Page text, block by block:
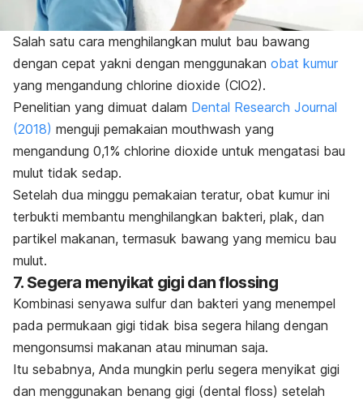
Salah satu cara menghilangkan mulut bau bawang
dengan cepat yakni dengan menggunakan obat kumur
yang mengandung chlorine dioxide (ClO2).
Penelitian yang dimuat dalam Dental Research Journal
(2018) menguji pemakaian mouthwash yang
mengandung 0,1% chlorine dioxide untuk mengatasi bau
mulut tidak sedap.
Setelah dua minggu pemakaian teratur, obat kumur ini
terbukti membantu menghilangkan bakteri, plak, dan
partikel makanan, termasuk bawang yang memicu bau
mulut.
7. Segera menyikat gigi danflossing
Kombinasi senyawa sulfur dan bakteri yang menempel
pada permukaan gigi tidak bisa segera hilang dengan
mengonsumsi makanan atau minuman saja.
Itu sebabnya, Anda mungkin perlu segera menyikat gigi
dan menggunakan benang gigi (dental floss) setelah